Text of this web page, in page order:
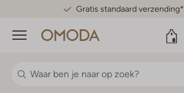
Gratis standaard verzending*
Menu